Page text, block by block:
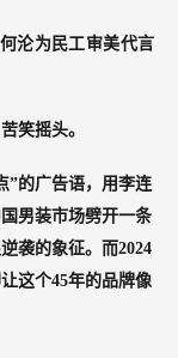
沦为民工审美代言
笑摇头。
”的广告语，用李连
男装市场劈开一条
袭的象征。而2024
这个45年的品牌像